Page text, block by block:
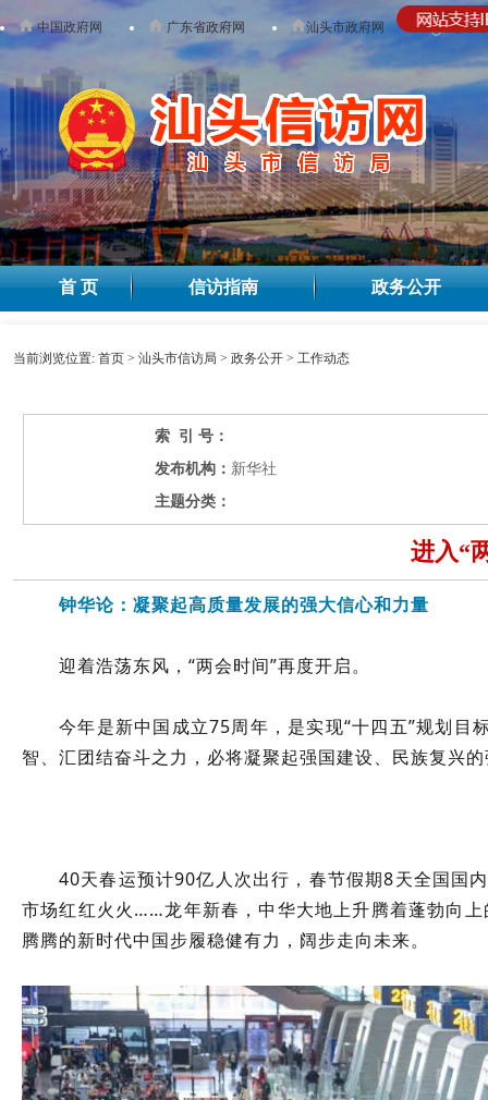
中国政府网 广东省政府网 汕头市政府网 无障
首 页 信访指南 政务公开
当前浏览位置: 首页 > 汕头市信访局 > 政务公开 > 工作动态
索 引 号：
发布机构： 新华社
主题分类：
进入“
钟华论：凝聚起高质量发展的强大信心和力量
迎着浩荡东风，“两会时间”再度开启。
今年是新中国成立75周年，是实现“十四五”规划
智、汇团结奋斗之力，必将凝聚起强国建设、民族复兴
40天春运预计90亿人次出行，春节假期8天全国国
市场红红火火……龙年新春，中华大地上升腾着蓬勃向上
腾腾的新时代中国步履稳健有力，阔步走向未来。